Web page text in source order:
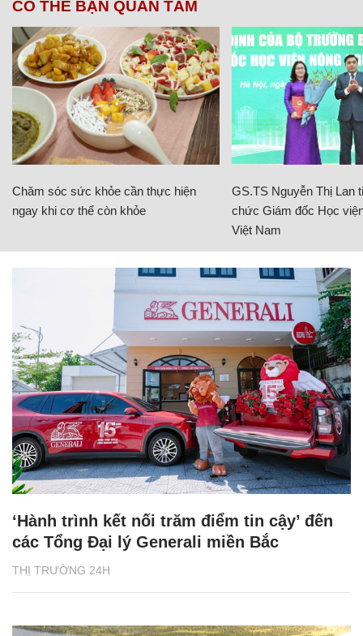
CÓ THỂ BẠN QUAN TÂM
Chăm sóc sức khỏe cần thực hiện
ngay khi cơ thể còn khỏe
GS.TS Nguyễn Thị Lan
chức Giám đốc Học
Việt Nam
THỊ TRƯỜNG 24H
‘Hành trình kết nối trăm điểm tin cậy’ đến
các Tổng Đại lý Generali miền Bắc